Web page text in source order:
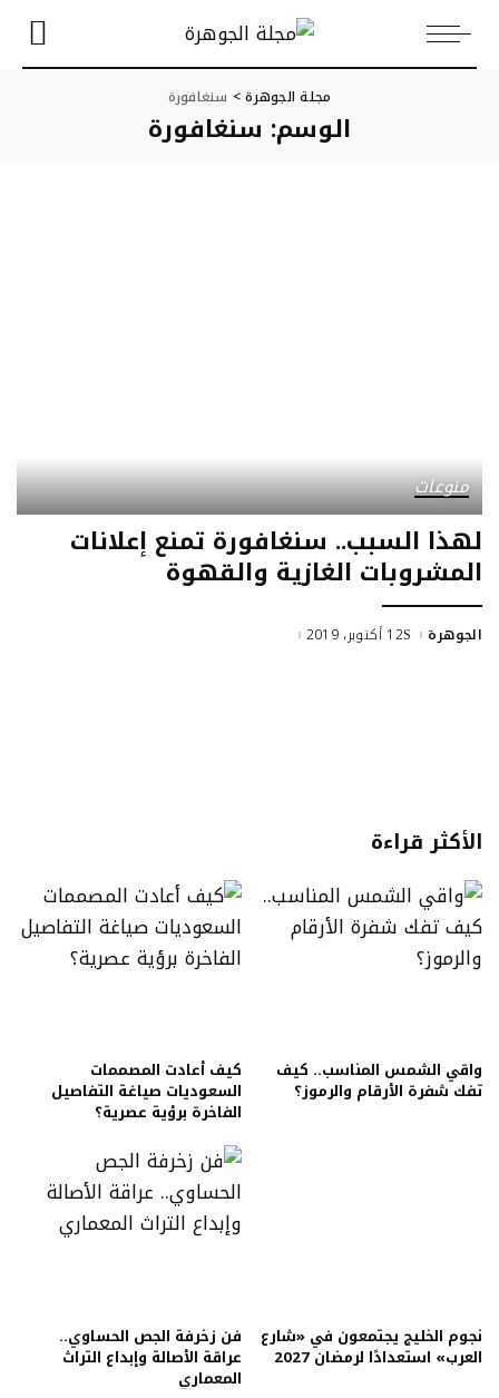
مجلة الجوهرة> سنغافورة
الوسم: سنغافورة
منوعات
لهذا السبب.. سنغافورة تمنع إعلانات
المشروبات الغازية والقهوة
Posted
الجوهرة 12 أكتوبر، 2019
الأكثر قراءة
واقي الشمس المناسب.. كيف
تفك شفرة الأرقام والرموز؟
كيف أعادت المصممات
السعوديات صياغة التفاصيل
الفاخرة برؤية عصرية؟
نجوم الخليج يجتمعون في «شارع
العرب» استعدادًا لرمضان 2027
فن زخرفة الجص الحساوي..
عراقة الأصالة وإبداع التراث
المعماري